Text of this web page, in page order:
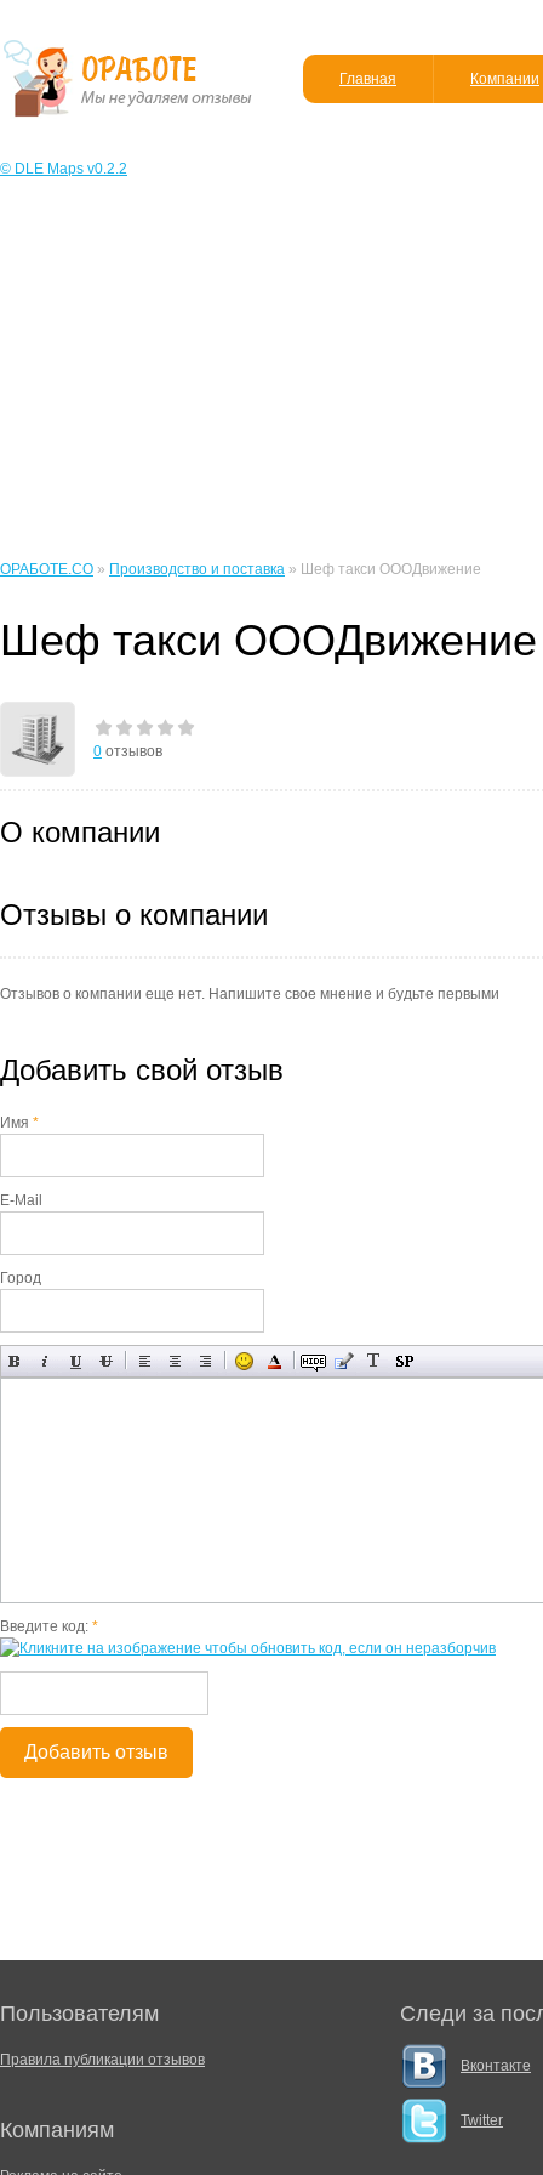
Главная Компании
© DLE Maps v0.2.2
ОРАБОТЕ.CO » Производство и поставка » Шеф такси ОООДвижение
Шеф такси ОООДвижение
0 отзывов
О компании
Отзывы о компании
Отзывов о компании еще нет. Напишите свое мнение и будьте первыми
Добавить свой отзыв
Имя *
E-Mail
Город
Введите код: *
Добавить отзыв
Пользователям
Правила публикации отзывов
Компаниям
Следи за
Вконтакте
Twitter